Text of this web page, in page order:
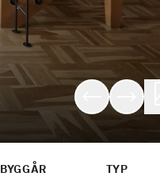
BYGGÅR
TYP